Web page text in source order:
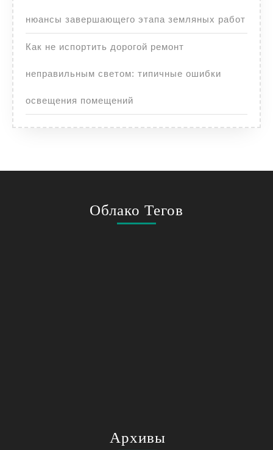
нюансы завершающего этапа земляных работ
Как не испортить дорогой ремонт
неправильным светом: типичные ошибки
освещения помещений
Облако Тегов
Архивы